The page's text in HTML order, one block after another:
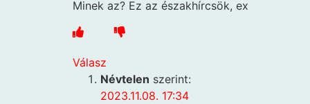
Minek az? Ez az északhírcsök, ex
Válasz
Névtelen szerint:
2023.11.08. 17:34